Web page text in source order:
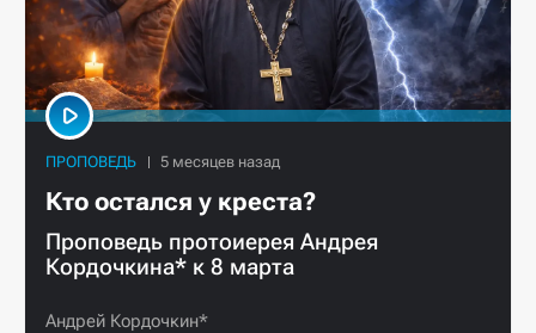
ПРОПОВЕДЬ
Кто остался у креста?
Проповедь протоиерея Андрея
Кордочкина* к 8 марта
Андрей Кордочкин*